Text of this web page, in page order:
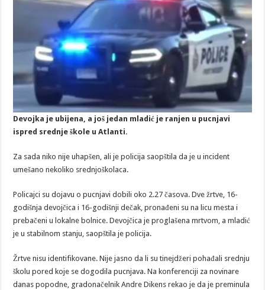
Devojka je ubijena, a još jedan mladić je ranjen u pucnjavi
ispred srednje škole u Atlanti.
Za sada niko nije uhapšen, ali je policija saopštila da je u incident
umešano nekoliko srednjoškolaca.
Policajci su dojavu o pucnjavi dobili oko 2.27 časova. Dve žrtve, 16-
godišnja devojčica i 16-godišnji dečak, pronađeni su na licu mesta i
prebačeni u lokalne bolnice. Devojčica je proglašena mrtvom, a mladić
je u stabilnom stanju, saopštila je policija.
Žrtve nisu identifikovane. Nije jasno da li su tinejdžeri pohađali srednju
školu pored koje se dogodila pucnjava. Na konferenciji za novinare
danas popodne, gradonačelnik Andre Dikens rekao je da je preminula